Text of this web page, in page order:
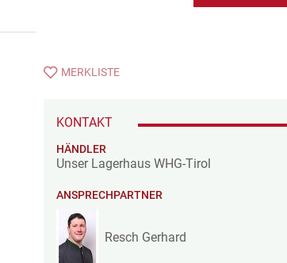
MERKLISTE
KONTAKT
HÄNDLER
Unser Lagerhaus WHG-Tirol
ANSPRECHPARTNER
Resch Gerhard